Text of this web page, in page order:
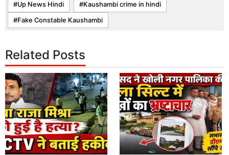
Up News Hindi Kaushambi crime in hindi
Fake Constable Kaushambi
Related Posts